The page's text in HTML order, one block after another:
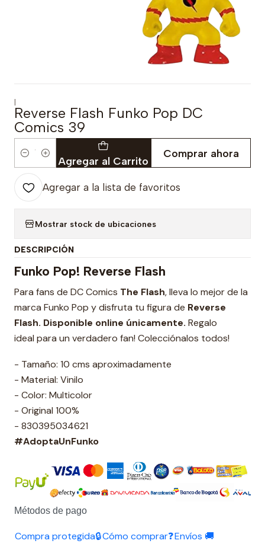
|
Reverse Flash Funko Pop DC
Comics 39
Cantidad Agregar al Carrito
Comprar ahora
Agregar a la lista de favoritos
Mostrar stock de ubicaciones
DESCRIPCIÓN
Funko Pop! Reverse Flash
Para fans de DC Comics The Flash, lleva lo mejor de la
marca Funko Pop y disfruta tu figura de Reverse
Flash. Disponible online únicamente. Regalo
ideal para un verdadero fan! Colecciónalos todos!
- Tamaño: 10 cms aproximadamente
- Material: Vinilo
- Color: Multicolor
- Original 100%
- 830395034621
#AdoptaUnFunko
Métodos de pago
Compra protegida🔒Cómo comprar❓Envíos 🚚